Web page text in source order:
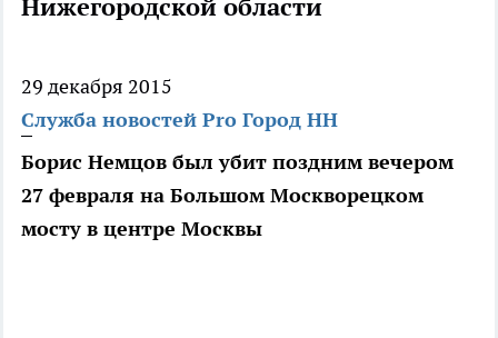
Нижегородской области
29 декабря 2015
Служба новостей Pro Город НН
Борис Немцов был убит поздним вечером
27 февраля на Большом Москворецком
мосту в центре Москвы